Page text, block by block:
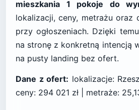
mieszkania 1 pokoje do
lokalizacji, ceny, metrażu oraz
przy ogłoszeniach. Dzięki
na stronę z konkretną intencją
na pusty landing bez ofert.
Dane z ofert: lokalizacje:
ceny: 294 021 zł | metraże: